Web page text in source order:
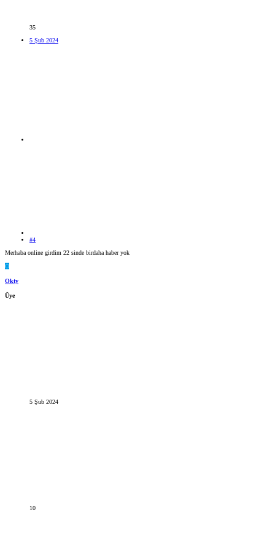
35
5 Şub 2024
#4
Merhaba online girdim 22 sinde birdaha haber yok
O
Okty
Üye
5 Şub 2024
10